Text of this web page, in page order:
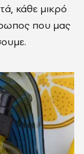
κάθε μικρό
που μας